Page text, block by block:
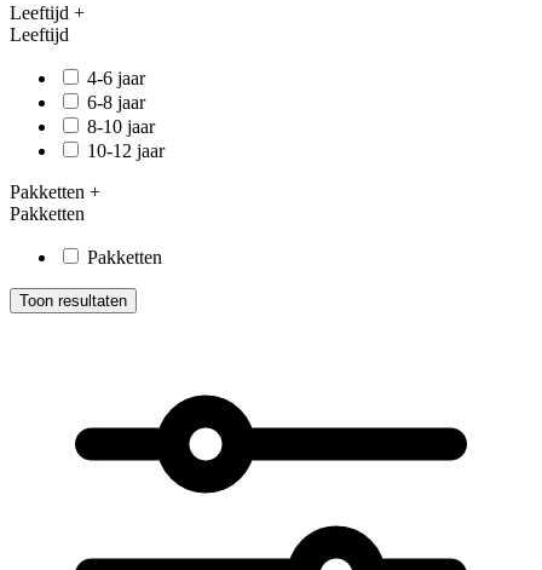
Leeftijd +
Leeftijd
4-6 jaar
6-8 jaar
8-10 jaar
10-12 jaar
Pakketten +
Pakketten
Pakketten
Toon resultaten